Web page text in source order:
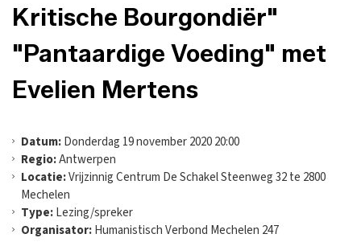
Kritische Bourgondiër"
"Pantaardige Voeding" met
Evelien Mertens
Datum:Donderdag 19 november 2020 20:00
Regio:Antwerpen
Locatie:Vrijzinnig Centrum De Schakel Steenweg 32 te 2800
Mechelen
Type:Lezing/spreker
Organisator:Humanistisch Verbond Mechelen 247